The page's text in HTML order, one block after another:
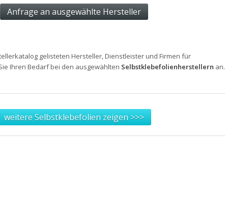
gelisteten Hersteller, Dienstleister und Firmen für
Ihren Bedarf bei den ausgewählten Selbstklebefolienherstellern an.
weitere Selbstklebefolien zeigen >>>